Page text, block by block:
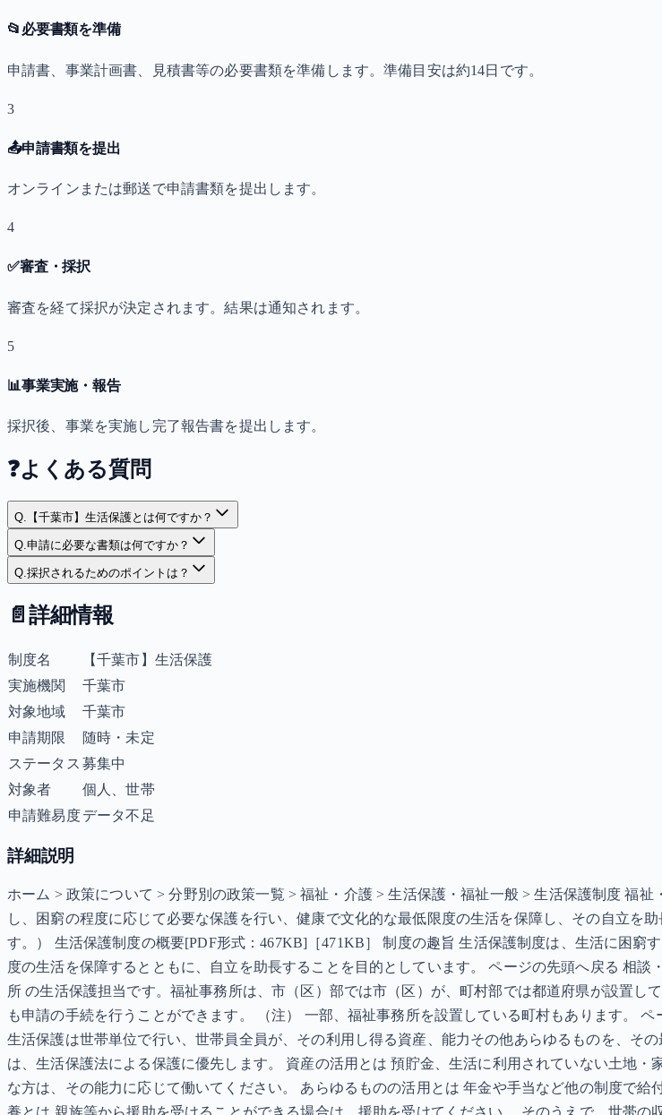
📂 必要書類を準備
申請書、事業計画書、見積書等の必要書類を準備します。準備目安は約14日です。
3
📤申請書類を提出
オンラインまたは郵送で申請書類を提出します。
4
✅審査・採択
審査を経て採択が決定されます。結果は通知されます。
5
📊事業実施・報告
採択後、事業を実施し完了報告書を提出します。
❓よくある質問
Q. 【千葉市】生活保護とは何ですか？
Q.申請に必要な書類は何ですか？
Q.採択されるためのポイントは？
📄 詳細情報
制度名
【千葉市】生活保護
実施機関
千葉市
対象地域
千葉市
申請期限
随時・未定
ステータス 募集中
対象者
個人、世帯
申請難易度データ不足
詳細説明
ホーム > 政策について > 分野別の政策一覧 > 福祉・介護 > 生活保護・福祉一般 > 生活保護制度 福
し、困窮の程度に応じて必要な保護を行い、健康で文化的な最低限度の生活を保障し、その自立を
す。） 生活保護制度の概要[PDF形式：467KB]［471KB］ 制度の趣旨 生活保護制度は、生活に困
度の生活を保障するとともに、自立を助長することを目的としています。 ページの先頭へ戻る 相
所 の生活保護担当です。福祉事務所は、市（区）部では市（区）が、町村部では都道府県が設置
も申請の手続を行うことができます。 （注） 一部、福祉事務所を設置している町村もあります。
生活保護は世帯単位で行い、世帯員全員が、その利用し得る資産、能力その他あらゆるものを、そ
は、生活保護法による保護に優先します。 資産の活用とは 預貯金、生活に利用されていない土地
な方は、その能力に応じて働いてください。 あらゆるものの活用とは 年金や手当など他の制度で